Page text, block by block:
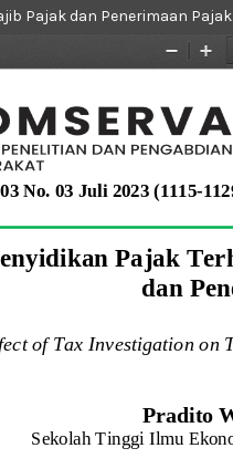
Pajak dan Penerimaan Pajak